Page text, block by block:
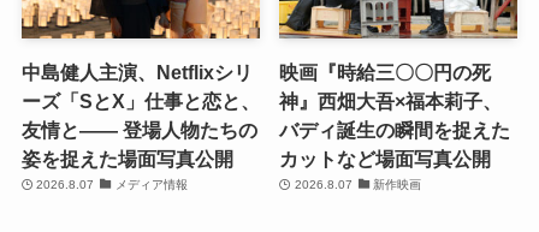
中島健人主演、Netflixシリ
ーズ「SとX」仕事と恋と、
友情と―― 登場人物たちの
姿を捉えた場面写真公開
2026.8.07 メディア情報
映画『時給三〇〇円の死
神』西畑大吾×福本莉子、
バディ誕生の瞬間を捉えた
カットなど場面写真公開
2026.8.07 新作映画